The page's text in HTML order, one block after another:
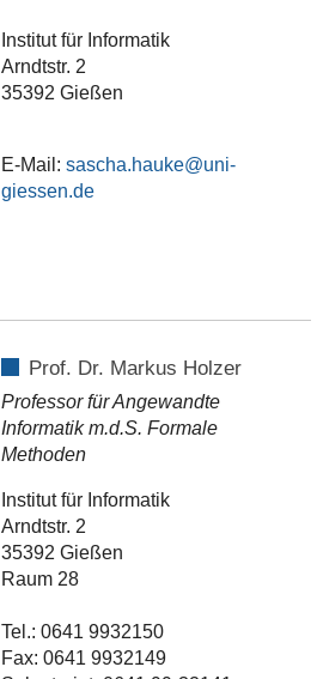
Institut für Informatik
Arndtstr. 2
35392 Gießen
E-Mail:sascha.hauke
Prof. Dr. Markus Holzer
Professor für Angewandte
Informatik m.d.S. Formale
Methoden
Institut für Informatik
Arndtstr. 2
35392 Gießen
Raum 28
Tel.: 0641 9932150
Fax: 0641 9932149